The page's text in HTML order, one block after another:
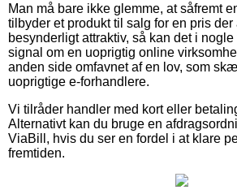
Man må bare ikke glemme, at såfremt
tilbyder et produkt til salg for en pris der
besynderligt attraktiv, så kan det i
signal om en uoprigtig online
anden side omfavnet af en lov, som
uoprigtige e-forhandlere.
Vi tilråder handler med kort eller
Alternativt kan du bruge en
ViaBill, hvis du ser en fordel i at klare
fremtiden.